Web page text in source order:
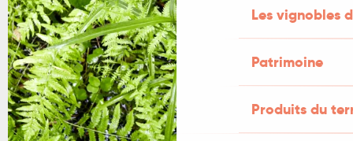
Les vignobles
Patrimoine
Produits du